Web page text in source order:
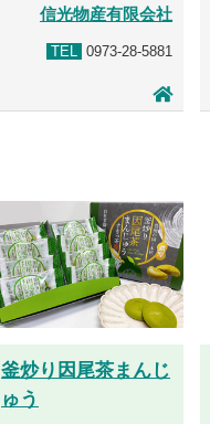
信光物産有限会社
TEL 0973-28-5881
釜炒り因尾茶まんじ
ゅう